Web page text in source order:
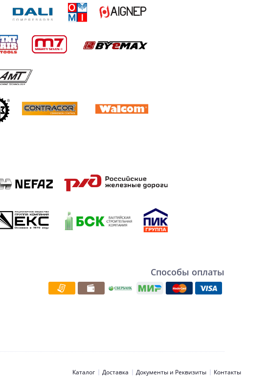
Способы оплаты
Каталог Доставка Документы и Реквизиты Контакты